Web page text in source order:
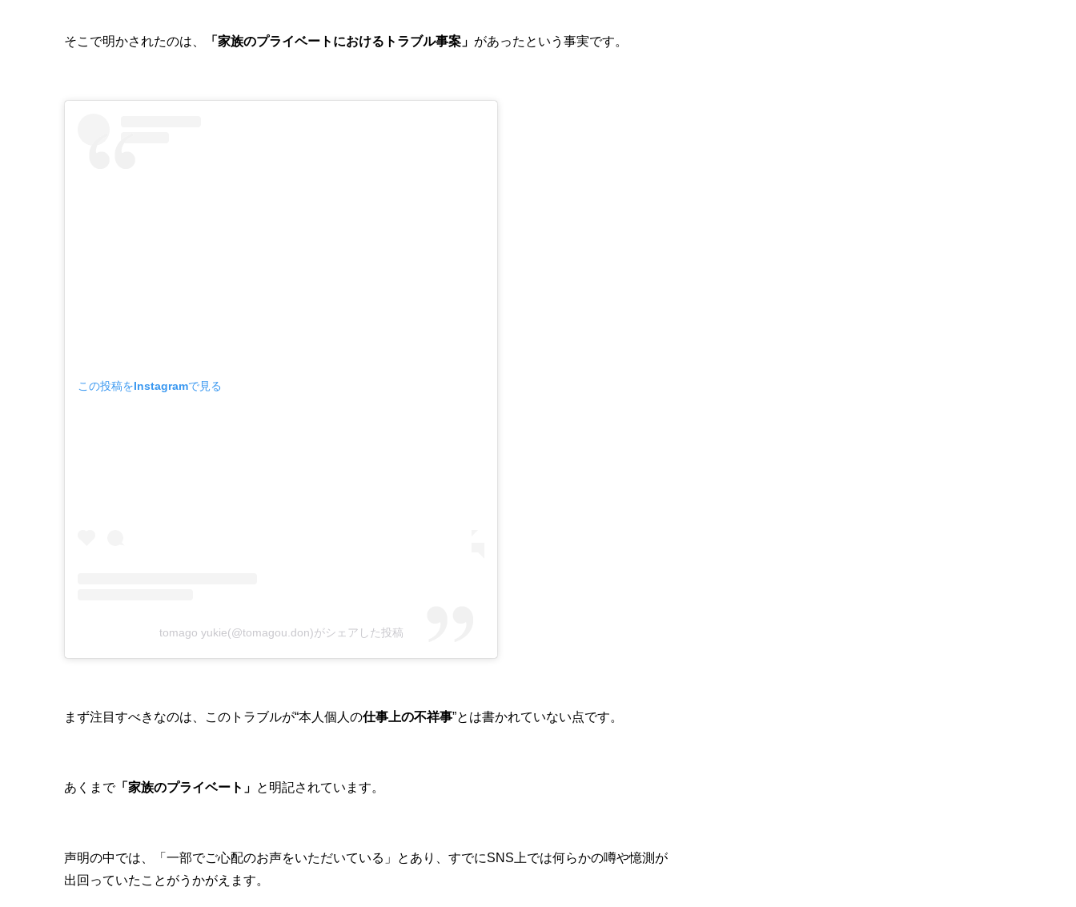
そこで明かされたのは、 「家族のプライベートにおけるトラブル事案」 があったという事実です。
この投稿をInstagramで見る
tomago yukie(@tomagou.don)がシェアした投稿
まず注目すべきなのは、このトラブルが“本人個人の仕事上の不祥事”とは書かれていない点です。
あくまで「家族のプライベート」 と明記されています。
声明の中では、「一部でご心配のお声をいただいている」とあり、すでにSNS上では何らかの噂や憶測が
出回っていたことがうかがえます。